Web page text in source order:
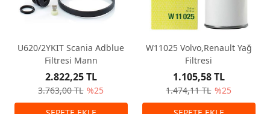
U620/2YKIT Scania Adblue
Filtresi Mann
3.763,00 TL %25
2.822,25 TL
W11025 Volvo,Renault Yağ
Filtresi
1.474,11 TL %25
1.105,58 TL